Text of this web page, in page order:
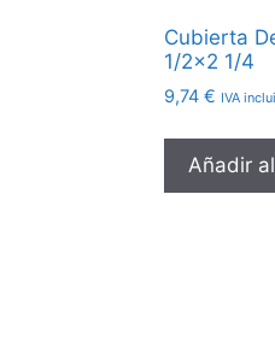
Cubierta
1/2×2 1/4
9,74€ IVA
Añadir